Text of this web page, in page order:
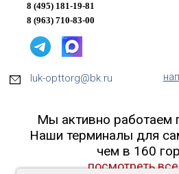
8 (495) 181-19-81
8 (963) 710-83-00
luk-opttorg@bk.ru
Мы активно работаем
Наши терминалы для
чем в 160
посмотреть